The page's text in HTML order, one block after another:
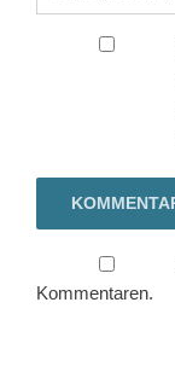
Kommentaren.